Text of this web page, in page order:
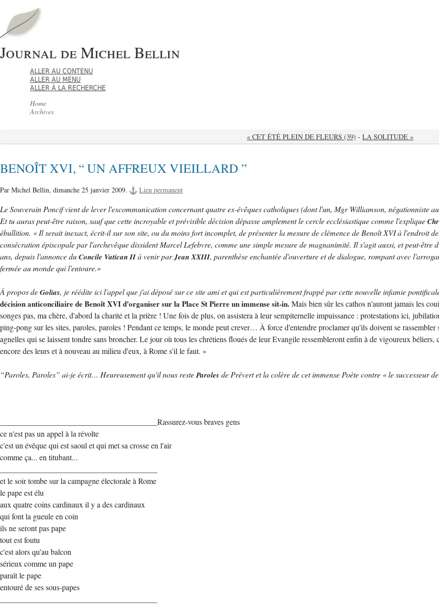
Journal de Michel Bellin
ALLER AU CONTENU
ALLER AU MENU
ALLER À LA RECHERCHE
Home
Archives
« CET ÉTÉ PLEIN DE FLEURS (39) - LA SOLITUDE »
BENOÎT XVI, “ UN AFFREUX VIEILLARD ”
Par Michel Bellin, dimanche 25 janvier 2009. Lien permanent
Le Souverain Poncif vient de lever l'excommunication concernant quatre ex-évêques catholiques (dont l'un, Mgr Williamson, négationniste
Et tu auras peut-être raison, sauf que cette incroyable et prévisible décision dépasse amplement le cercle ecclésiastique comme l'explique
ébullition. « Il serait inexact, écrit-il sur son site, ou du moins fort incomplet, de présenter la mesure de clémence de Benoît XVI à l'endroit
consécration épiscopale par l'archevêque dissident Marcel Lefebvre, comme une simple mesure de magnanimité. Il s'agit aussi, et peut-
ans, depuis l'annonce duConcile Vatican IIà venir parJean XXIII, parenthèse enchantée d'ouverture et de dialogue, rompant avec
fermée au monde qui l'entoure.»
À propos deGolias, je réédite ici l'appel que j'ai déposé sur ce site ami et qui est particulièrement frappé par cette nouvelle infamie
décision anticonciliaire de Benoît XVI d'organiser sur la Place St Pierre un immense sit-in. Mais bien sûr les cathos n'auront jamais les
songes pas, ma chère, d'abord la charité et la prière ! Une fois de plus, on assistera à leur sempiternelle impuissance : protestations ici,
ping-pong sur les sites, paroles, paroles ! Pendant ce temps, le monde peut crever… À force d'entendre proclamer qu'ils doivent se
agnelles qui se laissent tondre sans broncher. Le jour où tous les chrétiens floués de leur Evangile ressembleront enfin à de vigoureux
encore des leurs et à nouveau au milieu d'eux, à Rome s'il le faut. »
“Paroles, Paroles” ai-je écrit… Heureusement qu'il nous resteParoles de Prévert et la colère de cet immense Poète contre « le successeur
________________________________________Rassurez-vous braves gens
ce n'est pas un appel à la révolte
c'est un évêque qui est saoul et qui met sa crosse en l'air
comme ça... en titubant...
et le soir tombe sur la campagne électorale à Rome
le pape est élu
aux quatre coins cardinaux il y a des cardinaux
qui font la gueule en coin
ils ne seront pas pape
tout est foutu
c'est alors qu'au balcon
sérieux comme un pape
paraît le pape
entouré de ses sous-papes